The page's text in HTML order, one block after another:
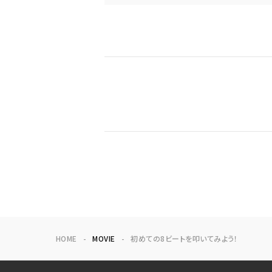
HOME MOVIE 初めての8ビートを叩いてみよう！